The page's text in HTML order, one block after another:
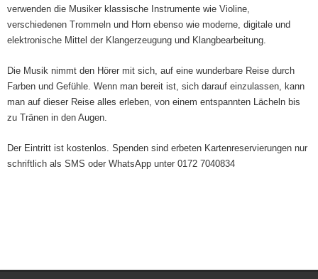
verwenden die Musiker klassische Instrumente wie Violine,
verschiedenen Trommeln und Horn ebenso wie moderne, digitale und
elektronische Mittel der Klangerzeugung und Klangbearbeitung.
Die Musik nimmt den Hörer mit sich, auf eine wunderbare Reise durch
Farben und Gefühle. Wenn man bereit ist, sich darauf einzulassen, kann
man auf dieser Reise alles erleben, von einem entspannten Lächeln bis
zu Tränen in den Augen.
Der Eintritt ist kostenlos. Spenden sind erbeten Kartenreservierungen nur
schriftlich als SMS oder WhatsApp unter 0172 7040834